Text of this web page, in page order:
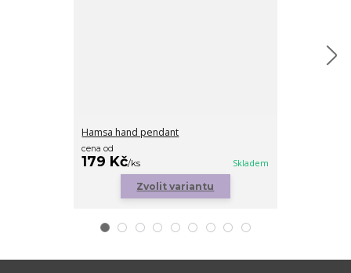
Hamsa hand pendant
cena od
179 Kč/ks Skladem
Zvolit variantu